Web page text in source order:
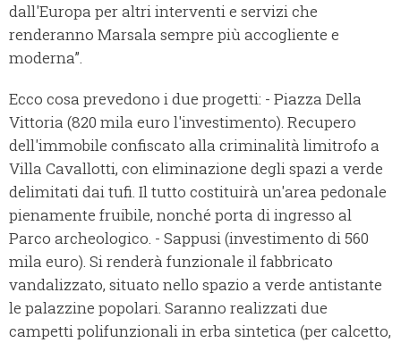
dall'Europa per altri interventi e servizi che
renderanno Marsala sempre più accogliente e
moderna”.
Ecco cosa prevedono i due progetti: - Piazza Della
Vittoria (820 mila euro l'investimento). Recupero
dell'immobile confiscato alla criminalità limitrofo a
Villa Cavallotti, con eliminazione degli spazi a verde
delimitati dai tufi. Il tutto costituirà un'area pedonale
pienamente fruibile, nonché porta di ingresso al
Parco archeologico. - Sappusi (investimento di 560
mila euro). Si renderà funzionale il fabbricato
vandalizzato, situato nello spazio a verde antistante
le palazzine popolari. Saranno realizzati due
campetti polifunzionali in erba sintetica (per calcetto,